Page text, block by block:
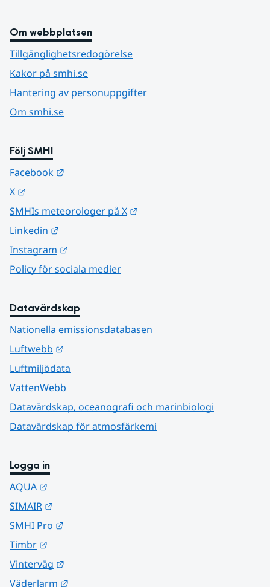
Om webbplatsen
Tillgänglighetsredogörelse
Kakor på smhi.se
Hantering av personuppgifter
Om smhi.se
Följ SMHI
Facebook
X
SMHIs meteorologer på X
Linkedin
Instagram
Policy för sociala medier
Datavärdskap
Nationella emissionsdatabasen
Luftwebb
Luftmiljödata
VattenWebb
Datavärdskap, oceanografi och marinbiologi
Datavärdskap för atmosfärkemi
Logga in
AQUA
SIMAIR
SMHI Pro
Timbr
Vinterväg
Väderlarm